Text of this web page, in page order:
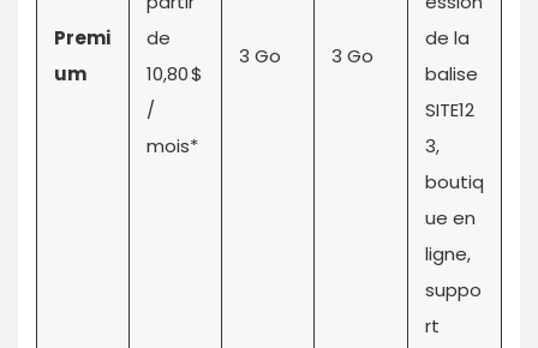
Premi
um
de
10,80 $
/
mois*
3 Go 3 Go
de la
balise
SITE12
3,
boutiq
ue en
ligne,
suppo
rt